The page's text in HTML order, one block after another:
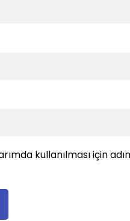
kullanılması için